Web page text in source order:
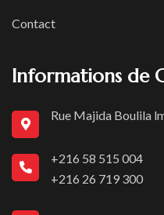
Contact
Informations de
Rue Majida Boulila
+216 58 515 004
+216 26 719 300